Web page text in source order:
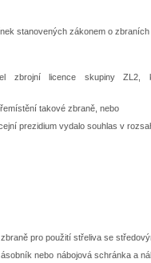
stanovených zákonem o
zbrojní licence skupiny
takové zbraně, nebo
prezidium vydalo souhlas v
pro použití střeliva se
nebo nábojová schránka a